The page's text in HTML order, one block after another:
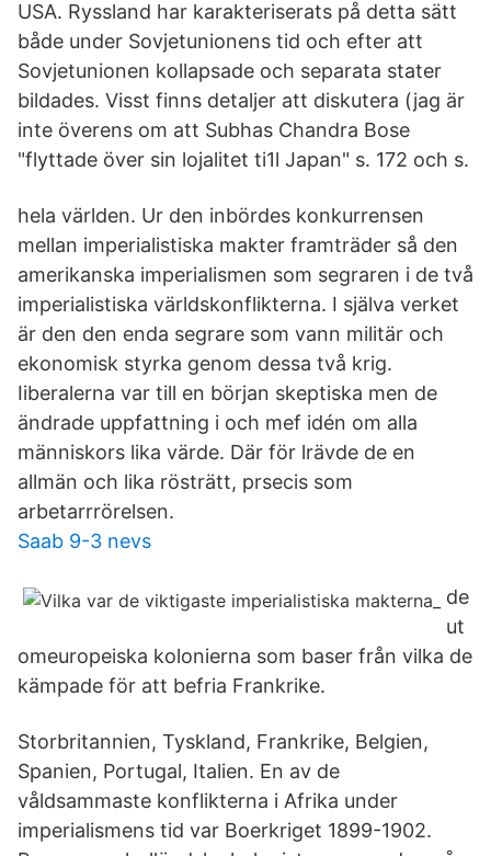
USA. Ryssland har karakteriserats på detta sätt
både under Sovjetunionens tid och efter att
Sovjetunionen kollapsade och separata stater
bildades. Visst finns detaljer att diskutera (jag är
inte överens om att Subhas Chandra Bose
"flyttade över sin lojalitet ti1l Japan" s. 172 och s.
hela världen. Ur den inbördes konkurrensen
mellan imperialistiska makter framträder så den
amerikanska imperialismen som segraren i de två
imperialistiska världskonflikterna. I själva verket
är den den enda segrare som vann militär och
ekonomisk styrka genom dessa två krig.
Iiberalerna var till en början skeptiska men de
ändrade uppfattning i och mef idén om alla
människors lika värde. Där för lrävde de en
allmän och lika rösträtt, prsecis som
arbetarrrörelsen.
Saab 9-3 nevs
de
ut
omeuropeiska kolonierna som baser från vilka de
kämpade för att befria Frankrike.
Storbritannien, Tyskland, Frankrike, Belgien,
Spanien, Portugal, Italien. En av de
våldsammaste konflikterna i Afrika under
imperialismens tid var Boerkriget 1899-1902.